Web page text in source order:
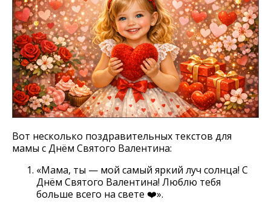
Вот несколько поздравительных текстов для
мамы с Днём Святого Валентина:
«Мама, ты — мой самый яркий луч солнца! С
Днём Святого Валентина! Люблю тебя
больше всего на свете ❤️».